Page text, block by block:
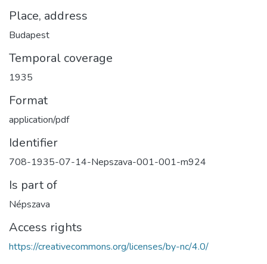
Place, address
Budapest
Temporal coverage
1935
Format
application/pdf
Identifier
708-1935-07-14-Nepszava-001-001-m924
Is part of
Népszava
Access rights
https://creativecommons.org/licenses/by-nc/4.0/